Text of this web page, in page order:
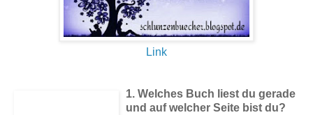
Link
1. Welches Buch liest du gerade
und auf welcher Seite bist du?